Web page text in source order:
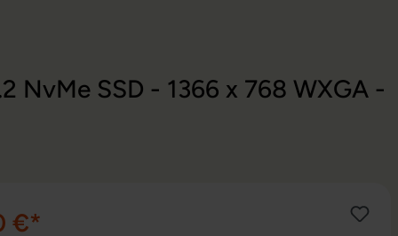
NvMe SSD - 1366 x 768 WXGA -
€*